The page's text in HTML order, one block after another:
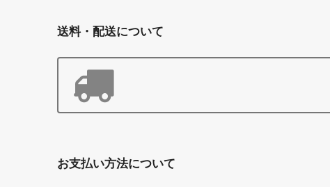
送料・配送について
お支払い方法について